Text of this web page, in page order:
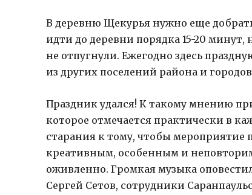
В деревню Щекурья нужно еще
идти до деревни порядка 15-20
не отпугнули. Ежегодно здесь
из других поселений района и
Праздник удался! К такому мнению
которое отмечается практически в
старания к тому, чтобы
креативным, особенным и
оживленно. Громкая музыка
Сергей Сетов, сотрудники